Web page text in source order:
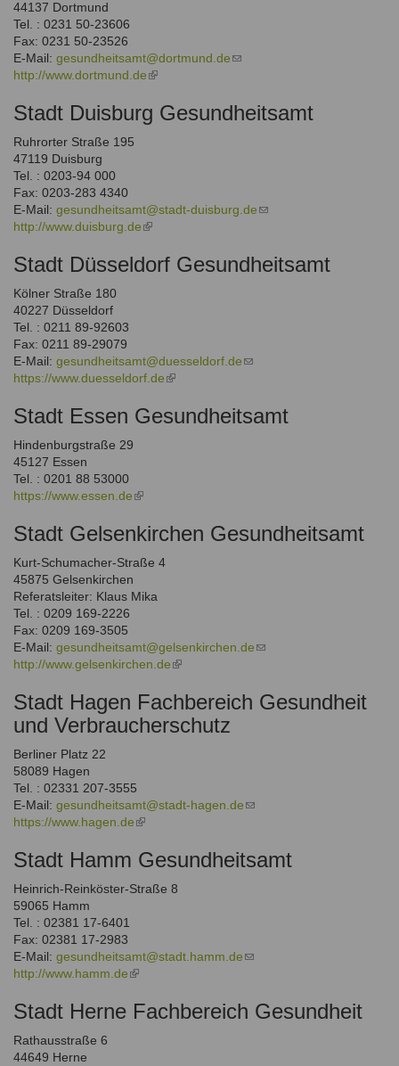
44137 Dortmund
Tel. : 0231 50-23606
Fax: 0231 50-23526
E-Mail: gesundheitsamt@dortmund.de(link
mail)
http://www.dortmund.de(link
external)
Stadt Duisburg Gesundheitsamt
Ruhrorter Straße 195
47119 Duisburg
Tel. : 0203-94 000
Fax: 0203-283 4340
E-Mail: gesundheitsamt@stadt-duisburg.de(link
mail)
http://www.duisburg.de(link
external)
Stadt Düsseldorf Gesundheitsamt
Kölner Straße 180
40227 Düsseldorf
Tel. : 0211 89-92603
Fax: 0211 89-29079
E-Mail: gesundheitsamt@duesseldorf.de(link
mail)
https://www.duesseldorf.de(link
external)
Stadt Essen Gesundheitsamt
Hindenburgstraße 29
45127 Essen
Tel. : 0201 88 53000
https://www.essen.de(link
external)
Stadt Gelsenkirchen Gesundheitsamt
Kurt-Schumacher-Straße 4
45875 Gelsenkirchen
Referatsleiter: Klaus Mika
Tel. : 0209 169-2226
Fax: 0209 169-3505
E-Mail: gesundheitsamt@gelsenkirchen.de(link
mail)
http://www.gelsenkirchen.de(link
external)
Stadt Hagen Fachbereich Gesundheit
und Verbraucherschutz
Berliner Platz 22
58089 Hagen
Tel. : 02331 207-3555
E-Mail: gesundheitsamt@stadt-hagen.de(link
mail)
https://www.hagen.de(link
external)
Stadt Hamm Gesundheitsamt
Heinrich-Reinköster-Straße 8
59065 Hamm
Tel. : 02381 17-6401
Fax: 02381 17-2983
E-Mail: gesundheitsamt@stadt.hamm.de(link
mail)
http://www.hamm.de(link
external)
Stadt Herne Fachbereich Gesundheit
Rathausstraße 6
44649 Herne